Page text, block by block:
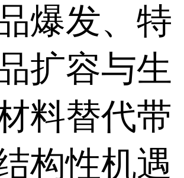
爆发、特
扩容与生
料替代带
构性机遇